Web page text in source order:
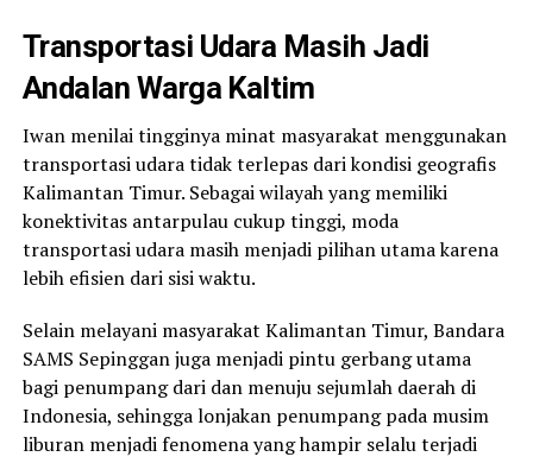
Transportasi Udara Masih Jadi
Andalan Warga Kaltim
Iwan menilai tingginya minat masyarakat menggunakan
transportasi udara tidak terlepas dari kondisi geografis
Kalimantan Timur. Sebagai wilayah yang memiliki
konektivitas antarpulau cukup tinggi, moda
transportasi udara masih menjadi pilihan utama karena
lebih efisien dari sisi waktu.
Selain melayani masyarakat Kalimantan Timur, Bandara
SAMS Sepinggan juga menjadi pintu gerbang utama
bagi penumpang dari dan menuju sejumlah daerah di
Indonesia, sehingga lonjakan penumpang pada musim
liburan menjadi fenomena yang hampir selalu terjadi